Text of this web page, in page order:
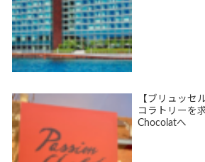
【ブリュッセ
コラトリーを
Chocolatへ